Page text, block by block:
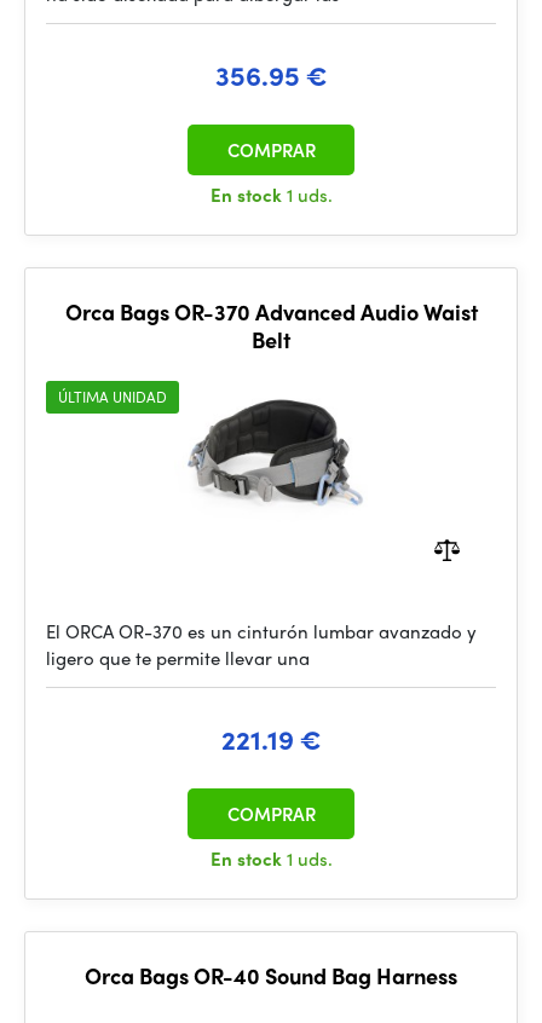
356.95 €
En stock1 uds.
COMPRAR
Orca Bags OR-370 Advanced Audio Waist
Belt
ÚLTIMA UNIDAD
El ORCA OR-370 es un cinturón lumbar avanzado y
ligero que te permite llevar una
221.19 €
En stock1 uds.
COMPRAR
Orca Bags OR-40 Sound Bag Harness